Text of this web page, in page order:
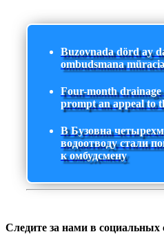
Buzovnada dörd ay
ombudsmana
Four-month
prompt an appeal to
В Бузовна
водоотводу стали
к омбудсмену
Следите за нами в социальных